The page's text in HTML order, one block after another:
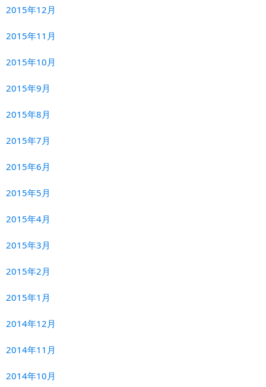
2015年12月
2015年11月
2015年10月
2015年9月
2015年8月
2015年7月
2015年6月
2015年5月
2015年4月
2015年3月
2015年2月
2015年1月
2014年12月
2014年11月
2014年10月